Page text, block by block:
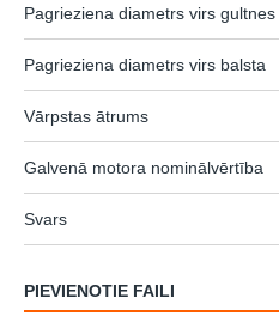
Pagrieziena diametrs virs gultnes
Pagrieziena diametrs virs balsta
Vārpstas ātrums
Galvenā motora nominālvērtība
Svars
PIEVIENOTIE FAILI